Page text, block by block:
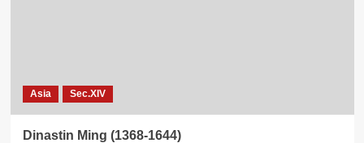
Asia Sec.XIV
Dinastin Ming (1368-1644)